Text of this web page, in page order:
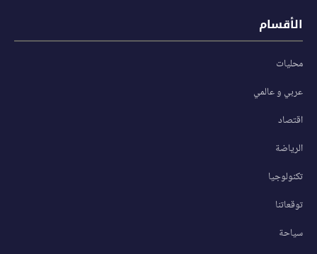
الأقسام
محليات
عربي و عالمي
اقتصاد
الرياضة
تكنولوجيا
توقعاتنا
سياحة